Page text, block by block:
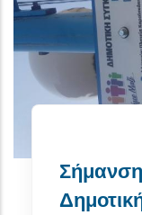
Σήμανση